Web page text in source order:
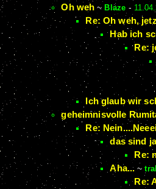
Oh weh ~ Blaze -
Re: Oh weh,
Hab ich
Re:
Ich glaub wir
geheimnisvolle
Re:
das sind
Re:
Aha... ~
Re: